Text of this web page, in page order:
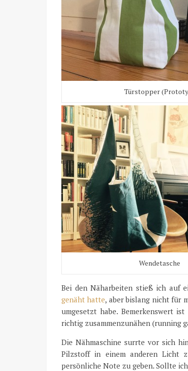
Türstopper
Wendetasche
Bei den Näharbeiten stieß ich auf
genäht hatte, aber bislang nicht für
umgesetzt habe. Bemerkenswert
richtig zusammenzunähen (running
Die Nähmaschine surrte vor sich
Pilzstoff in einem anderen Licht
persönliche Note zu geben. Sollte